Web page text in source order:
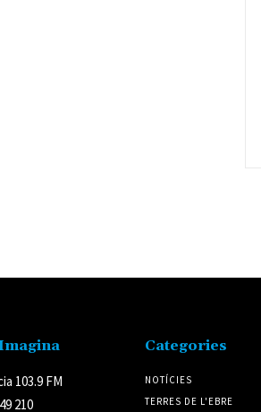
103.9 FM
210
Categories
NOTÍCIES
TERRES DE L'EBRE